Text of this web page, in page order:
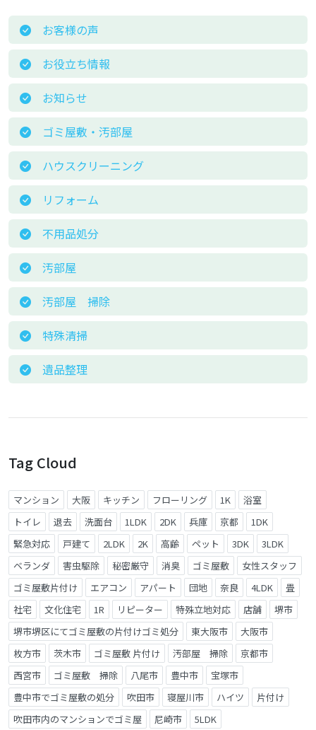
お客様の声
お役立ち情報
お知らせ
ゴミ屋敷・汚部屋
ハウスクリーニング
リフォーム
不用品処分
汚部屋
汚部屋 掃除
特殊清掃
遺品整理
Tag Cloud
マンション 大阪 キッチン フローリング 1K
浴室
トイレ
退去 洗面台 1LDK 2DK 兵庫 京都
1DK
緊急対応
戸建て 2LDK 2K 高齢 ペット 3DK
3LDK
ベランダ
害虫駆除 秘密厳守 消臭 ゴミ屋敷
女性スタッフ
ゴミ屋敷片付け
エアコン アパート 団地 奈良 4LDK
畳
社宅
文化住宅 1R リピーター 特殊立地対応 店舗
堺市
堺市堺区にてゴミ屋敷の片付けゴミ処分
東大阪市
大阪市
枚方市
茨木市 ゴミ屋敷 片付け 汚部屋 掃除
京都市
西宮市
ゴミ屋敷 掃除 八尾市 豊中市
宝塚市
豊中市でゴミ屋敷の処分
吹田市 寝屋川市 ハイツ
片付け
吹田市内のマンションでゴミ屋
尼崎市 5LDK